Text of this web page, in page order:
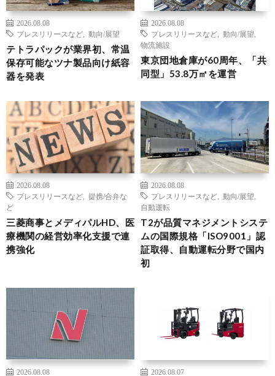
2026.08.08
プレスリリースなど
動向/展望
テトラパックが業界初、常温
保存可能なツナ製品向け紙容
器を発表
2026.08.08
プレスリリースなど
動向/展望
物流施設
東京団地倉庫が60周年、「共
同型」53.8万㎡を運営
2026.08.08
プレスリリースなど
提携/合弁な
ど
三菱商事とメディパルHD、医
療機関の経営効率化支援で連
携強化
2026.08.08
プレスリリースなど
動向/展望
自動運転
T2が品質マネジメントシステ
ムの国際規格「ISO9001」認
証取得、自動運転分野で国内
初
2026.08.08
2026.08.07